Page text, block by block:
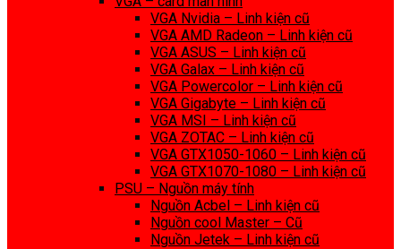
VGA Nvidia – Linh kiện cũ
VGA AMD Radeon – Linh kiện cũ
VGA ASUS – Linh kiện cũ
VGA Galax – Linh kiện cũ
VGA Powercolor – Linh kiện cũ
VGA Gigabyte – Linh kiện cũ
VGA MSI – Linh kiện cũ
VGA ZOTAC – Linh kiện cũ
VGA GTX1050-1060 – Linh kiện cũ
VGA GTX1070-1080 – Linh kiện cũ
PSU – Nguồn máy tính
Nguồn Acbel – Linh kiện cũ
Nguồn cool Master – Cũ
Nguồn Jetek – Linh kiện cũ